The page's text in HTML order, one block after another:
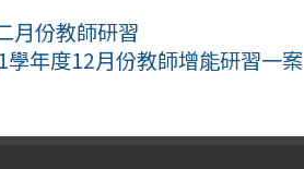
月份教師研習
年度12月份教師增能研習一案